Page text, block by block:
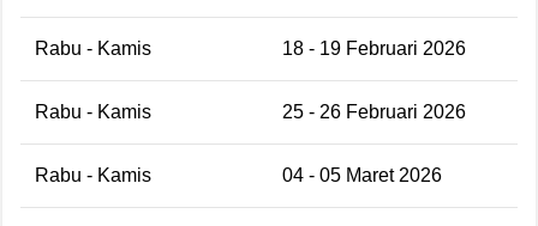
Rabu - Kamis 18 - 19 Februari 2026
Rabu - Kamis 25 - 26 Februari 2026
Rabu - Kamis 04 - 05 Maret 2026